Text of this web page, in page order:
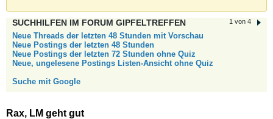
1 von 4
SUCHHILFEN IM FORUM GIPFELTREFFEN
Neue Threads der letzten 48 Stunden mit Vorschau
Neue Postings der letzten 48 Stunden
Neue Postings der letzten 72 Stunden ohne Quiz
Neue, ungelesene Postings Listen-Ansicht ohne Quiz
Suche mit Google
Rax, LM geht gut